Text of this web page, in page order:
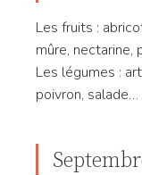
Les fruits :
mûre,
Les légumes :
poivron, salade…